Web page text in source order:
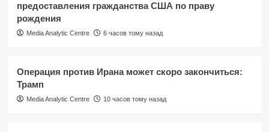
предоставления гражданства США по праву
рождения
Media Analytic Centre 6 часов тому назад
Операция против Ирана может скоро закончиться:
Трамп
Media Analytic Centre 10 часов тому назад